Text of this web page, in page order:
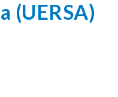
(UERSA)